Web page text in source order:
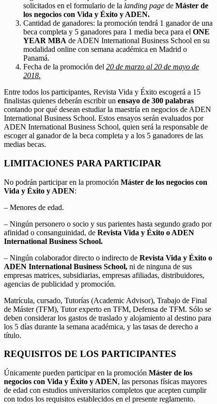
solicitados en el formulario de la landing page de Máster de
los negocios con Vida y Éxito y ADEN.
Cantidad de ganadores: la promoción tendrá 1 ganador de una
beca completa y 5 ganadores para 1 media beca para el ONE
YEAR MBA de ADEN International Business School en su
modalidad online con semana académica en Madrid o
Panamá.
Fecha de la promoción del 20 de marzo al 20 de mayo de
2018.
Entre todos los participantes, Revista Vida y Éxito escogerá a 15
finalistas quienes deberán escribir un ensayo de 300 palabras
contando por qué desean estudiar la maestría en negocios de ADEN
International Business School. Estos ensayos serán evaluados por
ADEN International Business School, quien será la responsable de
escoger al ganador de la beca completa y a los 5 ganadores de las
medias becas.
LIMITACIONES PARA PARTICIPAR
No podrán participar en la promoción Máster de los negocios con
Vida y Éxito y ADEN:
– Menores de edad.
– Ningún personero o socio y sus parientes hasta segundo grado por
afinidad o consanguinidad, de Revista Vida y Éxito o ADEN
International Business School.
– Ningún colaborador directo o indirecto de Revista Vida y Éxito o
ADEN International Business School, ni de ninguna de sus
empresas matrices, subsidiarias, empresas afiliadas, distribuidores,
agencias de publicidad y promoción.
Matrícula, cursado, Tutorías (Academic Advisor), Trabajo de Final
de Máster (TFM), Tutor experto en TFM, Defensa de TFM. Sólo se
deben considerar los gastos de traslado y alojamiento al destino para
los 5 días durante la semana académica, y las tasas de derecho a
título.
REQUISITOS DE LOS PARTICIPANTES
Únicamente pueden participar en la promoción Máster de los
negocios con Vida y Éxito y ADEN, las personas físicas mayores
de edad con estudios universitarios completos que acepten cumplir
con todos los requisitos establecidos en el presente reglamento.